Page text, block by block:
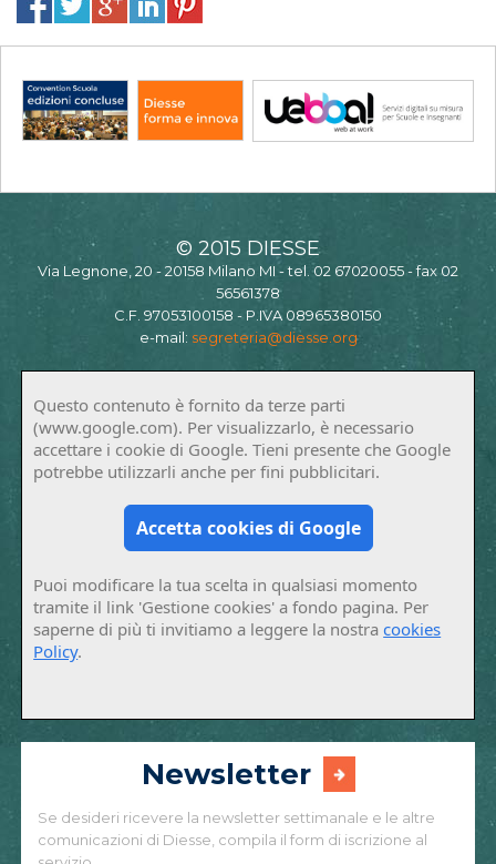
© 2015 DIESSE
Via Legnone, 20 - 20158 Milano MI - tel. 02 67020055 - fax 02
56561378
C.F. 97053100158 - P.IVA 08965380150
e-mail: segreteria@diesse.org
Questo contenuto è fornito da terze parti
(www.google.com). Per visualizzarlo, è necessario
accettare i cookie di Google. Tieni presente che Google
potrebbe utilizzarli anche per fini pubblicitari.
Accetta cookies di Google
Puoi modificare la tua scelta in qualsiasi momento
tramite il link 'Gestione cookies' a fondo pagina. Per
saperne di più ti invitiamo a leggere la nostracookies
Policy.
Newsletter
Se desideri ricevere la newsletter settimanale e le altre
comunicazioni di Diesse, compila il form di iscrizione al